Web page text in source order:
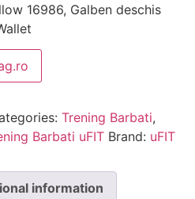
16986, Galben deschis
Trening Barbati,
Barbati uFIT Brand: uFIT
information